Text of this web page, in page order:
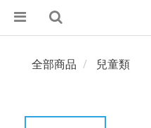
全部商品 兒童類